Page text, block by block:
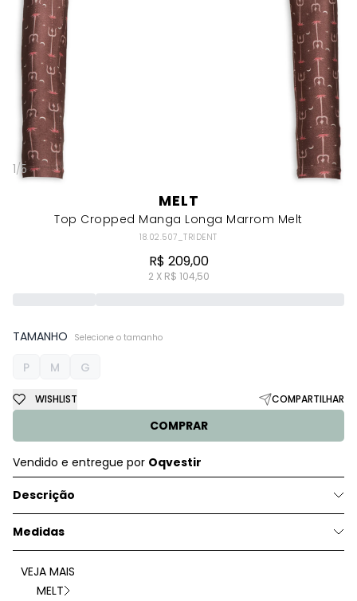
1/5
MELT
Top Cropped Manga Longa Marrom Melt
18.02.507_TRIDENT
R$ 209,00
2 X R$ 104,50
TAMANHO Selecione o tamanho
P M G
COMPRAR
WISHLIST COMPARTILHAR
Vendido e entregue por Oqvestir
Descrição
Medidas
VEJA MAIS
MELT